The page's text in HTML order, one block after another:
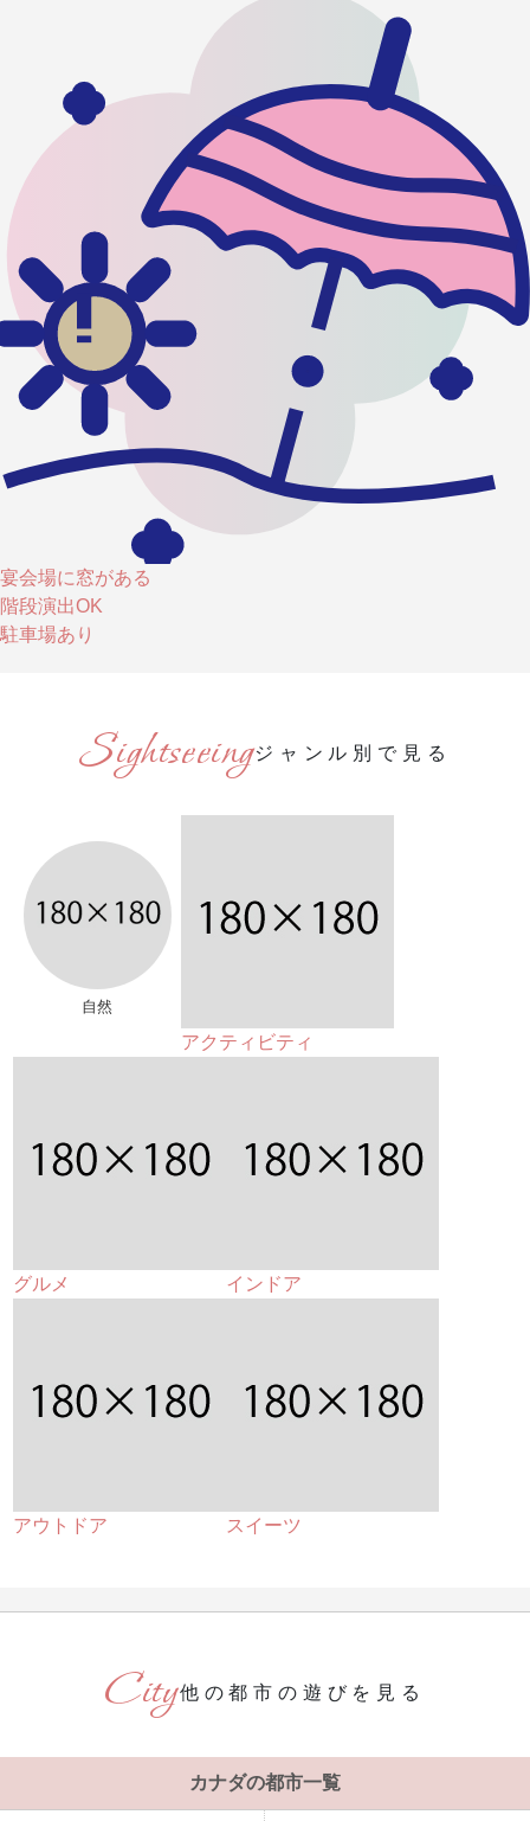
宴会場に窓がある
階段演出OK
駐車場あり
ジャンル別で見る
自然
アクティビティ
グルメ インドア
アウトドア スイーツ
他の都市の遊びを見る
カナダの都市一覧